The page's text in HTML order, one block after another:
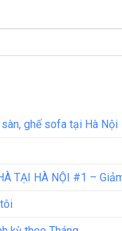
ghế sofa tại Hà Nội
TẠI HÀ NỘI #1 –